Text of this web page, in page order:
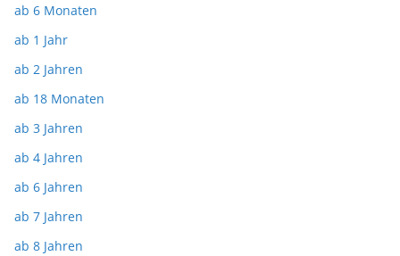
ab 6 Monaten
ab 1 Jahr
ab 2 Jahren
ab 18 Monaten
ab 3 Jahren
ab 4 Jahren
ab 6 Jahren
ab 7 Jahren
ab 8 Jahren